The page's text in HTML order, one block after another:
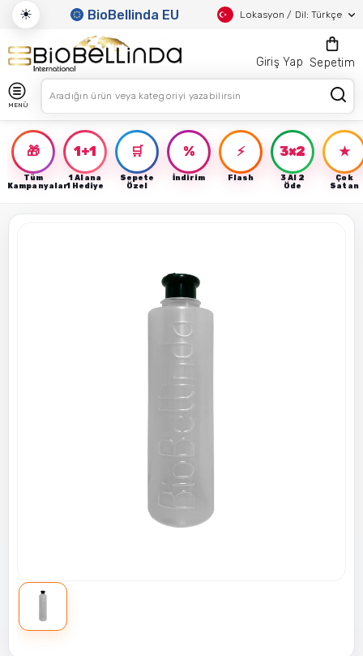
☀ BioBellinda EU Lokasyon / Dil: Türkçe
Giriş Yap Sepetim
MENÜ
🎁
Tüm
Kampanyalar
1+1
1 Alana
1 Hediye
🛒
Sepete
Özel
%
İndirim
⚡
Flash
3×2
3 Al 2
Öde
★
Çok
Satan